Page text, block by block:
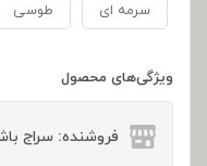
سرمه ای طوسی
ویژگی‌های محصول
فروشنده: سراج